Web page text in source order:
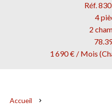
Réf.
4
2
1 690 € / Mois
Accueil